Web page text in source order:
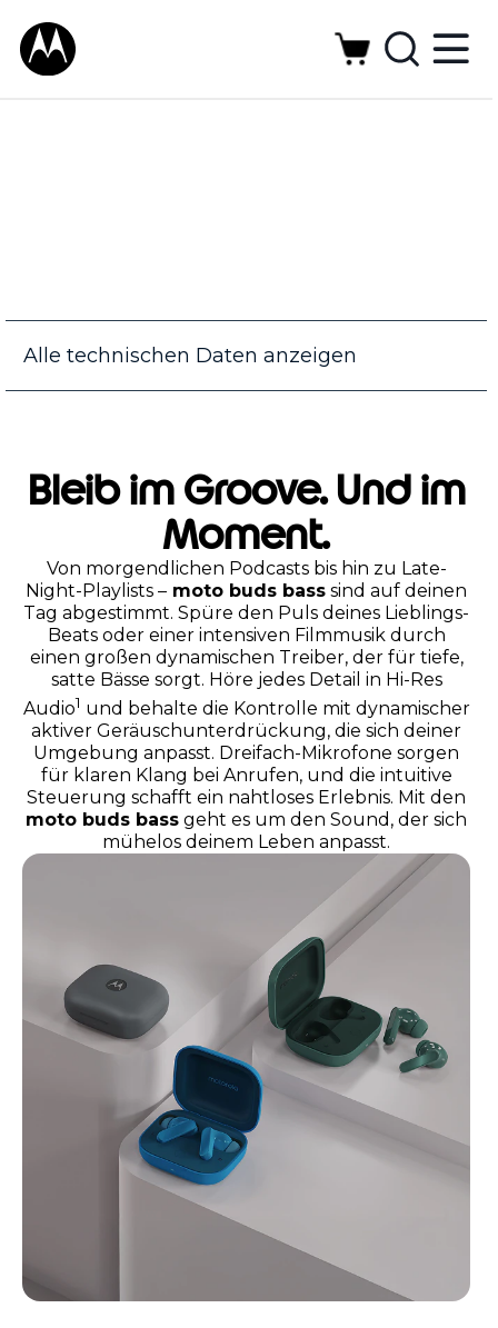
Alle technischen Daten anzeigen
Bleib im Groove. Und im
Moment.
Von morgendlichen Podcasts bis hin zu Late-
Night-Playlists – moto buds bass sind auf deinen
Tag abgestimmt. Spüre den Puls deines Lieblings-
Beats oder einer intensiven Filmmusik durch
einen großen dynamischen Treiber, der für tiefe,
satte Bässe sorgt. Höre jedes Detail in Hi-Res
Audio1 und behalte die Kontrolle mit dynamischer
aktiver Geräuschunterdrückung, die sich deiner
Umgebung anpasst. Dreifach-Mikrofone sorgen
für klaren Klang bei Anrufen, und die intuitive
Steuerung schafft ein nahtloses Erlebnis. Mit den
moto buds bass geht es um den Sound, der sich
mühelos deinem Leben anpasst.